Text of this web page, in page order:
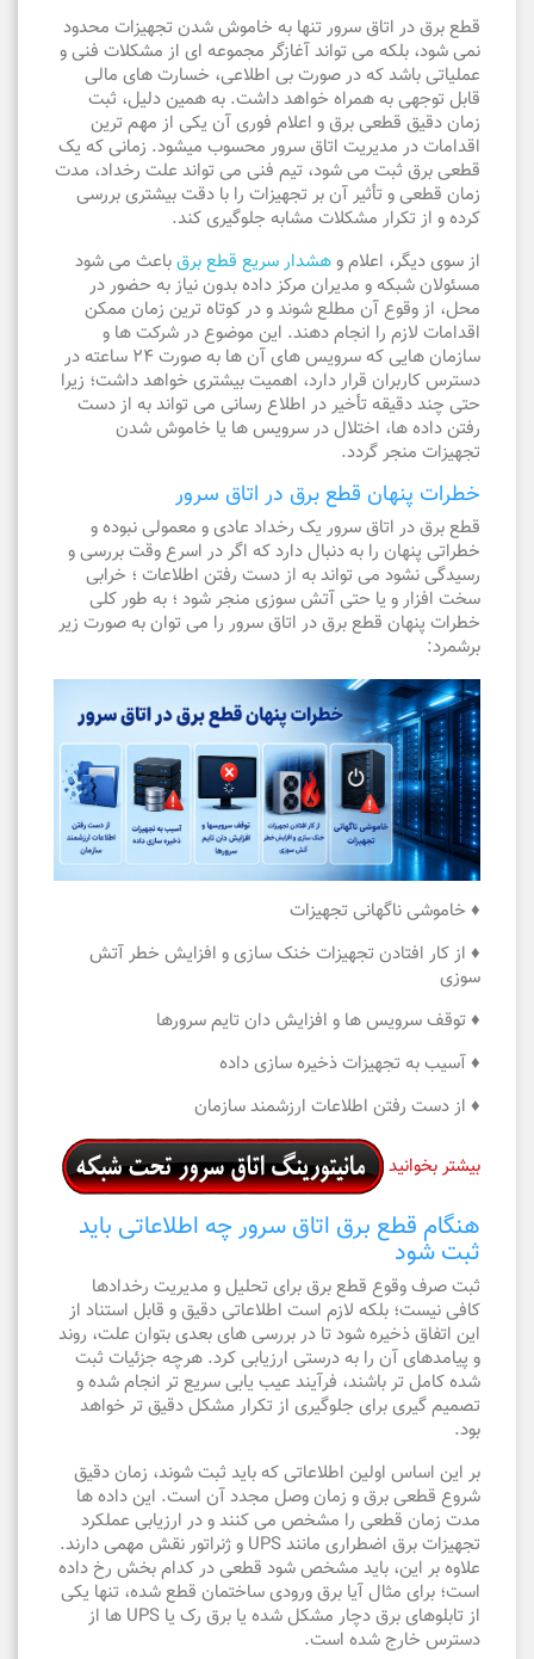
قطع برق در اتاق سرور تنها به خاموش شدن تجهیزات محدود
نمی شود، بلکه می تواند آغازگر مجموعه ای از مشکلات فنی و
عملیاتی باشد که در صورت بی اطلاعی، خسارت های مالی
قابل توجهی به همراه خواهد داشت. به همین دلیل، ثبت
زمان دقیق قطعی برق و اعلام فوری آن یکی از مهم ترین
اقدامات در مدیریت اتاق سرور محسوب میشود. زمانی که یک
قطعی برق ثبت می شود، تیم فنی می تواند علت رخداد، مدت
زمان قطعی و تأثیر آن بر تجهیزات را با دقت بیشتری بررسی
کرده و از تکرار مشکلات مشابه جلوگیری کند.
از سوی دیگر، اعلام وهشدار سریع قطع برقباعث می شود
مسئولان شبکه و مدیران مرکز داده بدون نیاز به حضور در
محل، از وقوع آن مطلع شوند و در کوتاه ترین زمان ممکن
اقدامات لازم را انجام دهند. این موضوع در شرکت ها و
سازمان هایی که سرویس های آن ها به صورت ۲۴ ساعته در
دسترس کاربران قرار دارد، اهمیت بیشتری خواهد داشت؛ زیرا
حتی چند دقیقه تأخیر در اطلاع رسانی می تواند به از دست
رفتن داده ها، اختلال در سرویس ها یا خاموش شدن
تجهیزات منجر گردد.
خطرات پنهان قطع برق در اتاق سرور
قطع برق در اتاق سرور یک رخداد عادی و معمولی نبوده و
خطراتی پنهان را به دنبال دارد که اگر در اسرع وقت بررسی و
رسیدگی نشود می تواند به از دست رفتن اطلاعات ؛ خرابی
سخت افزار و یا حتی آتش سوزی منجر شود ؛ به طور کلی
خطرات پنهان قطع برق در اتاق سرور را می توان به صورت زیر
برشمرد:
♦ خاموشی ناگهانی تجهیزات
♦ از کار افتادن تجهیزات خنک سازی و افزایش خطر آتش
سوزی
♦ توقف سرویس ها و افزایش دان تایم سرورها
♦ آسیب به تجهیزات ذخیره سازی داده
♦ از دست رفتن اطلاعات ارزشمند سازمان
بیشتر بخوانید
هنگام قطع برق اتاق سرور چه اطلاعاتی باید
ثبت شود
ثبت صرف وقوع قطع برق برای تحلیل و مدیریت رخدادها
کافی نیست؛ بلکه لازم است اطلاعاتی دقیق و قابل استناد از
این اتفاق ذخیره شود تا در بررسی های بعدی بتوان علت، روند
و پیامدهای آن را به درستی ارزیابی کرد. هرچه جزئیات ثبت
شده کامل تر باشند، فرآیند عیب یابی سریع تر انجام شده و
تصمیم گیری برای جلوگیری از تکرار مشکل دقیق تر خواهد
بود.
بر این اساس اولین اطلاعاتی که باید ثبت شوند، زمان دقیق
شروع قطعی برق و زمان وصل مجدد آن است. این داده ها
مدت زمان قطعی را مشخص می کنند و در ارزیابی عملکرد
تجهیزات برق اضطراری مانند UPS و ژنراتور نقش مهمی دارند.
علاوه بر این، باید مشخص شود قطعی در کدام بخش رخ داده
است؛ برای مثال آیا برق ورودی ساختمان قطع شده، تنها یکی
از تابلوهای برق دچار مشکل شده یا برق رک یا UPS ها از
دسترس خارج شده است.